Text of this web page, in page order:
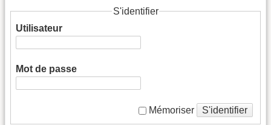
S'identifier
Utilisateur
Mot de passe
Mémoriser S'identifier